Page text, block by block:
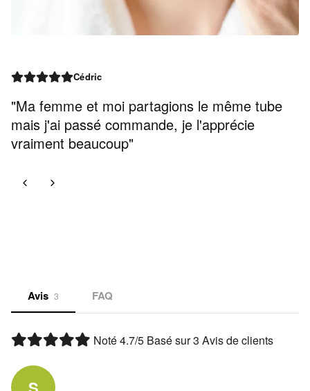
Cédric
"Ma femme et moi partagions le même tube
mais j'ai passé commande, je l'apprécie
vraiment beaucoup"
Avis 3 FAQ
Noté4.7/5 Basé sur3 Avis de clients